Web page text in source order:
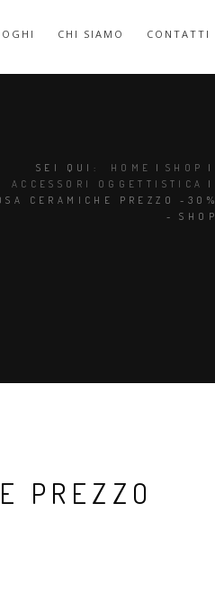
CHI SIAMO CONTATTI
SEI QUI: HOME | SHOP
|
ACCESSORI OGGETTISTICA
|
CERAMICHE PREZZO -30%
- SHOP
PREZZO